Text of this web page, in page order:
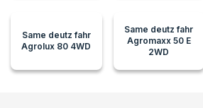
Same deutz fahr
Agrolux 80 4WD
Same deutz fahr
Agromaxx 50 E
2WD